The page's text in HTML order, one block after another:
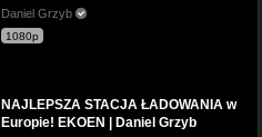
Daniel Grzyb
1080p
NAJLEPSZA STACJA ŁADOWANIA w
Europie! EKOEN | Daniel Grzyb